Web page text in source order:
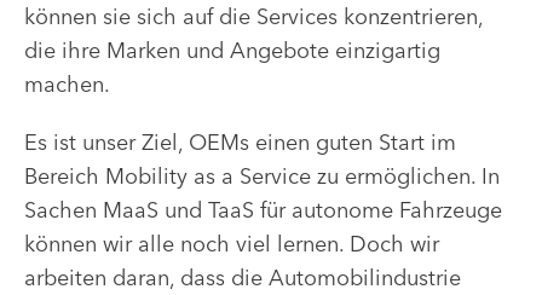
können sie sich auf die Services konzentrieren,
die ihre Marken und Angebote einzigartig
machen.
Es ist unser Ziel, OEMs einen guten Start im
Bereich Mobility as a Service zu ermöglichen. In
Sachen MaaS und TaaS für autonome Fahrzeuge
können wir alle noch viel lernen. Doch wir
arbeiten daran, dass die Automobilindustrie